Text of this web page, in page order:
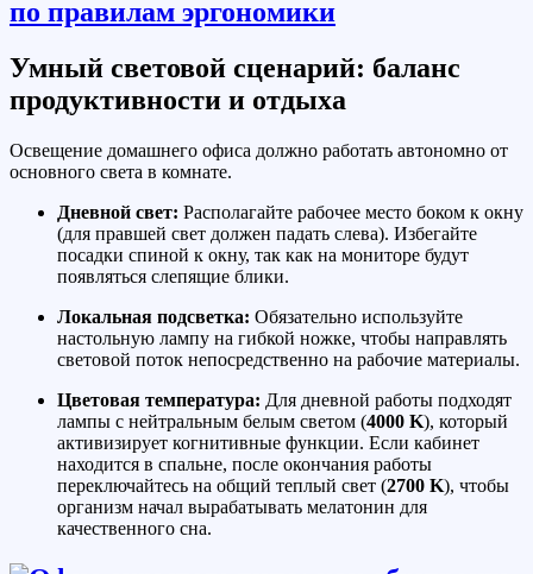
Умный световой сценарий: баланс
продуктивности и отдыха
Освещение домашнего офиса должно работать автономно от
основного света в комнате.
Дневной свет: Располагайте рабочее место боком к окну
(для правшей свет должен падать слева). Избегайте
посадки спиной к окну, так как на мониторе будут
появляться слепящие блики.
Локальная подсветка: Обязательно используйте
настольную лампу на гибкой ножке, чтобы направлять
световой поток непосредственно на рабочие материалы.
Цветовая температура: Для дневной работы подходят
лампы с нейтральным белым светом (4000 K), который
активизирует когнитивные функции. Если кабинет
находится в спальне, после окончания работы
переключайтесь на общий теплый свет (2700 K), чтобы
организм начал вырабатывать мелатонин для
качественного сна.